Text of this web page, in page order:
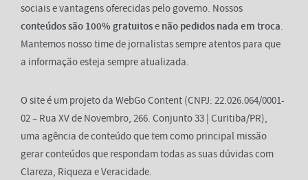
sociais e vantagens oferecidas pelo governo. Nossos
conteúdos são 100% gratuitose não pedidos nada em troca.
Mantemos nosso time de jornalistas sempre atentos para que
a informação esteja sempre atualizada.
O site é um projeto da WebGo Content (CNPJ: 22.026.064/0001-
02 – Rua XV de Novembro, 266. Conjunto 33 | Curitiba/PR),
uma agência de conteúdo que tem como principal missão
gerar conteúdos que respondam todas as suas dúvidas com
Clareza, Riqueza e Veracidade.